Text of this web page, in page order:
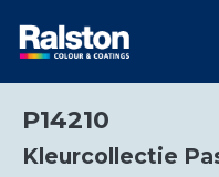
P14210
Kleurcollectie